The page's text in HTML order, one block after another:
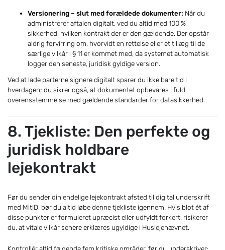
Versionering – slut med forældede dokumenter: Når du
administrerer aftalen digitalt, ved du altid med 100 %
sikkerhed, hvilken kontrakt der er den gældende. Der opstår
aldrig forvirring om, hvorvidt en rettelse eller et tillæg til de
særlige vilkår i § 11 er kommet med, da systemet automatisk
logger den seneste, juridisk gyldige version.
Ved at lade parterne signere digitalt sparer du ikke bare tid i
hverdagen; du sikrer også, at dokumentet opbevares i fuld
overensstemmelse med gældende standarder for datasikkerhed.
8. Tjekliste: Den perfekte og
juridisk holdbare
lejekontrakt
Før du sender din endelige lejekontrakt afsted til digital underskrift
med MitID, bør du altid løbe denne tjekliste igennem. Hvis blot ét af
disse punkter er formuleret upræcist eller udfyldt forkert, risikerer
du, at vitale vilkår senere erklæres ugyldige i Huslejenævnet.